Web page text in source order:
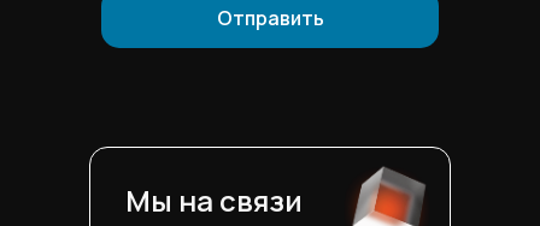
Отправить
Мы на связи